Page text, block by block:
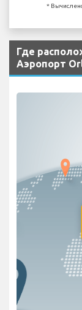
*
Где
Аэропорт